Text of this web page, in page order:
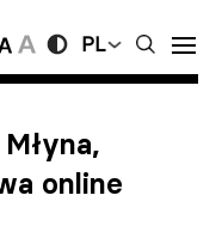
PL
online